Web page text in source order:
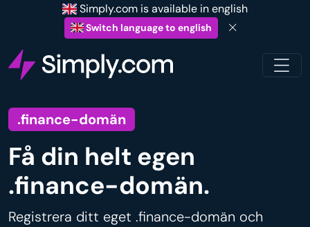
Simply.com is available in english
Switch language to english
.finance-domän
Få din helt egen
.finance-domän.
Registrera ditt eget .finance-domän och